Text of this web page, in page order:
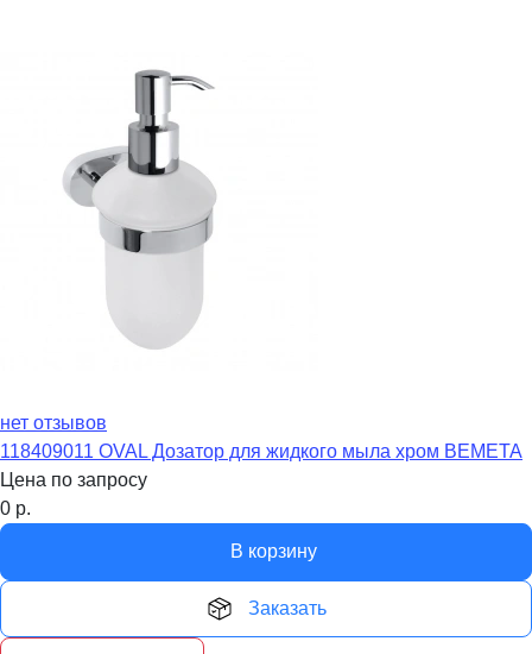
нет отзывов
118409011 OVAL Дозатор для жидкого мыла хром BEMETA
Цена по запросу
0 р.
В корзину
Заказать